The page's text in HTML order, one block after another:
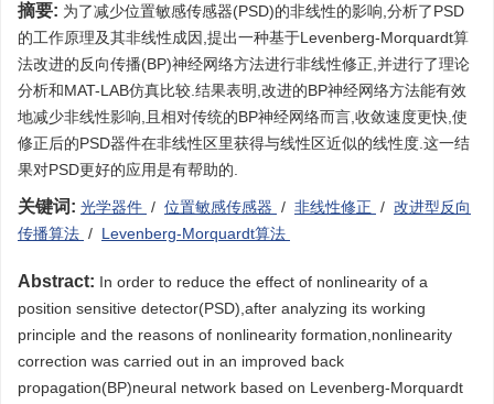
摘要: 为了减少位置敏感传感器(PSD)的非线性的影响,分析了PSD
的工作原理及其非线性成因,提出一种基于Levenberg-Morquardt算
法改进的反向传播(BP)神经网络方法进行非线性修正,并进行了理论
分析和MAT-LAB仿真比较.结果表明,改进的BP神经网络方法能有效
地减少非线性影响,且相对传统的BP神经网络而言,收敛速度更快,使
修正后的PSD器件在非线性区里获得与线性区近似的线性度.这一结
果对PSD更好的应用是有帮助的.
关键词: 光学器件 / 位置敏感传感器 / 非线性修正 / 改进型反向
传播算法 / Levenberg-Morquardt算法
Abstract: In order to reduce the effect of nonlinearity of a
position sensitive detector(PSD),after analyzing its working
principle and the reasons of nonlinearity formation,nonlinearity
correction was carried out in an improved back
propagation(BP)neural network based on Levenberg-Morquardt